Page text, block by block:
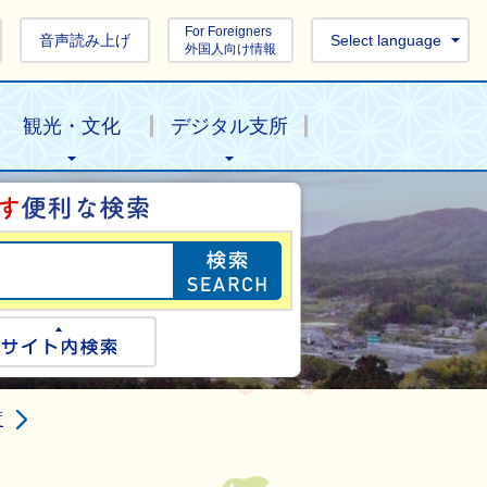
音声読み上げ
For Foreigners
外国人向け情報
Select language
観光・文化 デジタル支所
目的の情報を探
検索